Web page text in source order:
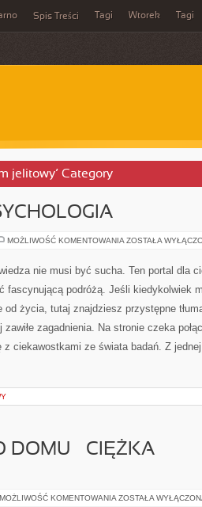
Spis Treści Tagi Wtorek Tagi
jelitowy’ Category
MOŻLIWOŚĆ KOMENTOWANIA NEUROBIOLOGIA
ZOSTAŁA
nie musi być sucha. Ten portal dla
podróżą. Jeśli kiedykolwiek
życia, tutaj znajdziesz przystępne
zagadnienia. Na stronie czeka
ciekawostkami ze świata badań. Z
DOMU – CIĘŻKA
MOŻLIWOŚĆ KOMENTOWANIA BUDOWA
ZOSTAŁA